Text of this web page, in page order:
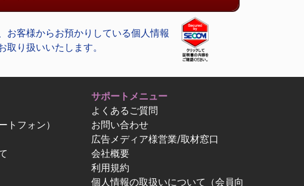
お客様からお預かりしている個人情報
取り扱いいたします。
トフォン）
サポートメニュー
よくあるご質問
お問い合わせ
広告メディア様営業/取材窓口
会社概要
利用規約
個人情報の取扱いについて（会員向